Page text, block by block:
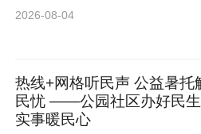
2026-08-04
热线+网格听民声 公益暑托
民忧 ——公园社区办好民生
实事暖民心